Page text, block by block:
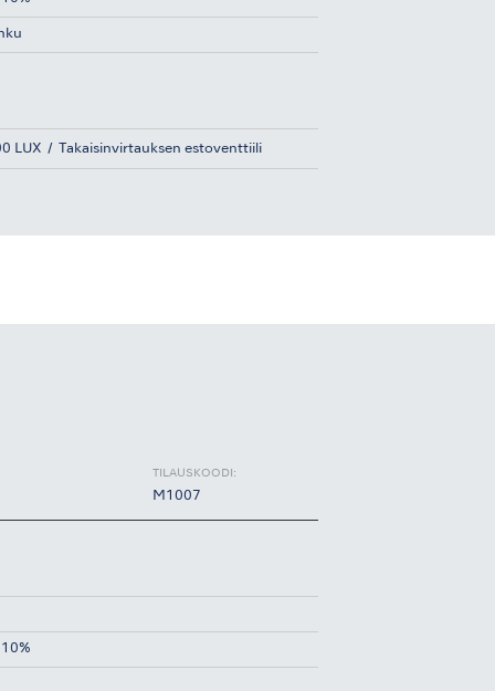
LUX Takaisinvirtauksen estoventtiili
TILAUSKOODI:
M1007